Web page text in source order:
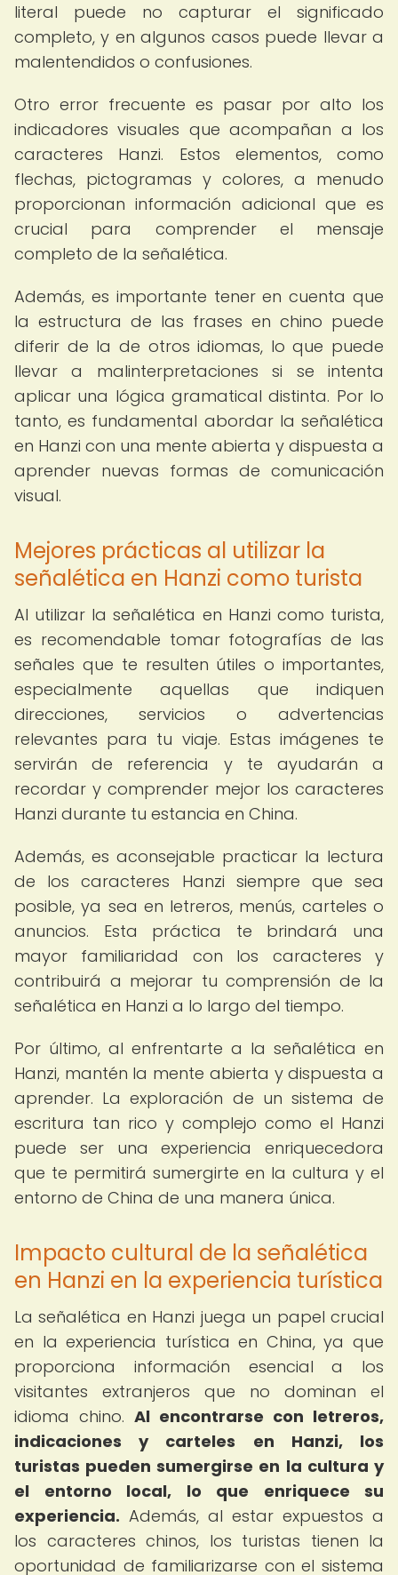
literal puede no capturar el significado
completo, y en algunos casos puede llevar a
malentendidos o confusiones.
Otro error frecuente es pasar por alto los
indicadores visuales que acompañan a los
caracteres Hanzi. Estos elementos, como
flechas, pictogramas y colores, a menudo
proporcionan información adicional que es
crucial para comprender el mensaje
completo de la señalética.
Además, es importante tener en cuenta que
la estructura de las frases en chino puede
diferir de la de otros idiomas, lo que puede
llevar a malinterpretaciones si se intenta
aplicar una lógica gramatical distinta. Por lo
tanto, es fundamental abordar la señalética
en Hanzi con una mente abierta y dispuesta a
aprender nuevas formas de comunicación
visual.
Mejores prácticas al utilizar la
señalética en Hanzi como turista
Al utilizar la señalética en Hanzi como turista,
es recomendable tomar fotografías de las
señales que te resulten útiles o importantes,
especialmente aquellas que indiquen
direcciones, servicios o advertencias
relevantes para tu viaje. Estas imágenes te
servirán de referencia y te ayudarán a
recordar y comprender mejor los caracteres
Hanzi durante tu estancia en China.
Además, es aconsejable practicar la lectura
de los caracteres Hanzi siempre que sea
posible, ya sea en letreros, menús, carteles o
anuncios. Esta práctica te brindará una
mayor familiaridad con los caracteres y
contribuirá a mejorar tu comprensión de la
señalética en Hanzi a lo largo del tiempo.
Por último, al enfrentarte a la señalética en
Hanzi, mantén la mente abierta y dispuesta a
aprender. La exploración de un sistema de
escritura tan rico y complejo como el Hanzi
puede ser una experiencia enriquecedora
que te permitirá sumergirte en la cultura y el
entorno de China de una manera única.
Impacto cultural de la señalética
en Hanzi en la experiencia turística
La señalética en Hanzi juega un papel crucial
en la experiencia turística en China, ya que
proporciona información esencial a los
visitantes extranjeros que no dominan el
idioma chino. Al encontrarse con letreros,
indicaciones y carteles en Hanzi, los
turistas pueden sumergirse en la cultura y
el entorno local, lo que enriquece su
experiencia. Además, al estar expuestos a
los caracteres chinos, los turistas tienen la
oportunidad de familiarizarse con el sistema